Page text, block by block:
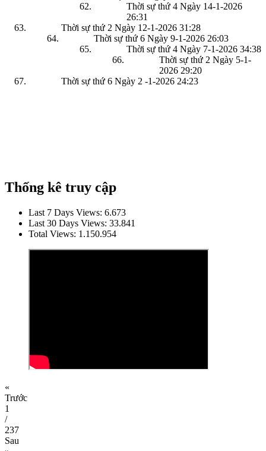
Thời sự thứ 4 Ngày 14-1-2026
26:31
Thời sự thứ 2 Ngày 12-1-2026 31:28
Thời sự thứ 6 Ngày 9-1-2026 26:03
Thời sự thứ 4 Ngày 7-1-2026 34:38
Thời sự thứ 2 Ngày 5-1-
2026 29:20
Thời sự thứ 6 Ngày 2 -1-2026 24:23
Thống kê truy cập
Last 7 Days Views: 6.673
Last 30 Days Views: 33.841
Total Views: 1.150.954
«
Trước
1
/
237
Sau